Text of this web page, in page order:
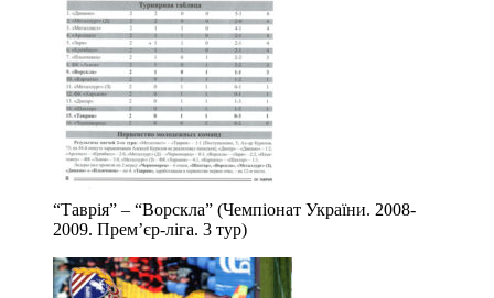
“Таврія” – “Ворскла” (Чемпіонат України. 2008-
2009. Прем’єр-ліга. 3 тур)